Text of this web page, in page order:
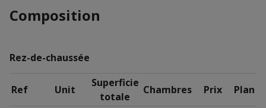
Composition
Rez-de-chaussée
Ref Unit
Superficie
totale
Chambres Prix Plan